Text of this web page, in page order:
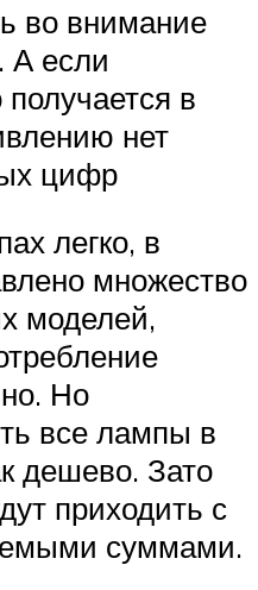
во внимание
А если
получается в
нет
цифр
легко, в
множество
моделей,
Но
все лампы в
дешево. Зато
приходить с
суммами.